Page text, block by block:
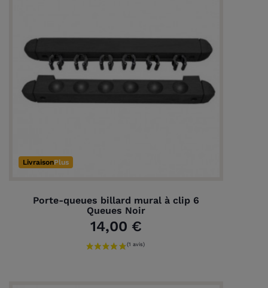
LivraisonPlus
Porte-queues billard mural à clip 6
Queues Noir
14,00 €